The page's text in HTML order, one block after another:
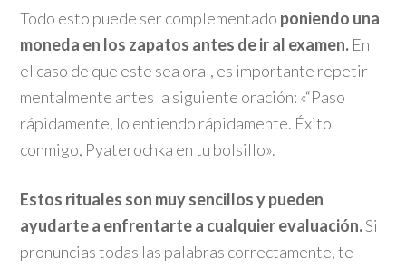
Todo esto puede ser complementado poniendo una
moneda en los zapatos antes de ir al examen. En
el caso de que este sea oral, es importante repetir
mentalmente antes la siguiente oración: «“Paso
rápidamente, lo entiendo rápidamente. Éxito
conmigo, Pyaterochka en tu bolsillo».
Estos rituales son muy sencillos y pueden
ayudarte a enfrentarte a cualquier evaluación.Si
pronuncias todas las palabras correctamente, te